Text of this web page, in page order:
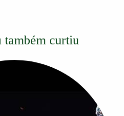
também curtiu